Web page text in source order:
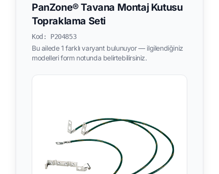
PanZone® Tavana Montaj Kutusu
Topraklama Seti
Kod: P204853
Bu ailede 1 farklı varyant bulunuyor — ilgilendiğiniz
modelleri form notunda belirtebilirsiniz.